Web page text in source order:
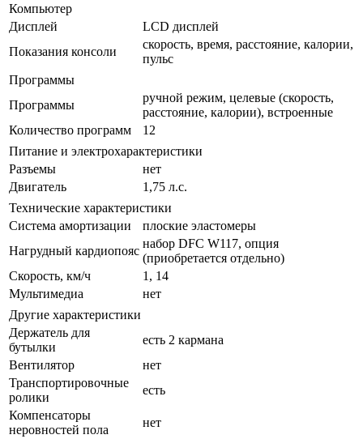
Компьютер
Дисплей
LCD дисплей
Показания консоли
скорость, время, расстояние, калории,
пульс
Программы
Программы
ручной режим, целевые (скорость,
расстояние, калории), встроенные
Количество программ
12
Питание и электрохарактеристики
Разъемы
нет
Двигатель
1,75 л.с.
Технические характеристики
Система амортизации
плоские эластомеры
Нагрудный кардиопояс
набор DFC W117, опция
(приобретается отдельно)
Скорость, км/ч
1, 14
Мультимедиа
нет
Другие характеристики
Держатель для
бутылки
есть 2 кармана
Вентилятор
нет
Транспортировочные
ролики
есть
Компенсаторы
неровностей пола
нет